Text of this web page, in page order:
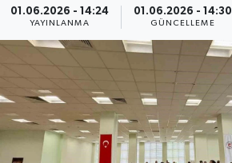
01.06.2026 - 14:24
YAYINLANMA
01.06.2026 - 14:30
GÜNCELLEME
Advertising news
Canlı Maç
ÇEVRE
Dış Haberler
Haber Arşivi